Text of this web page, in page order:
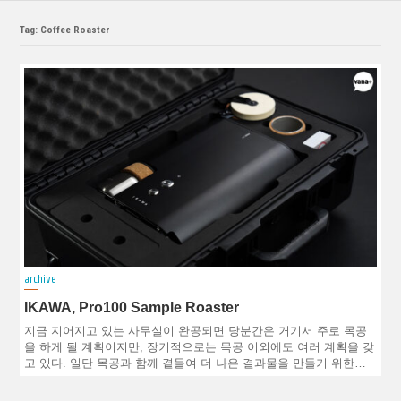
Tag: Coffee Roaster
archive
IKAWA, Pro100 Sample Roaster
지금 지어지고 있는 사무실이 완공되면 당분간은 거기서 주로 목공
을 하게 될 계획이지만, 장기적으로는 목공 이외에도 여러 계획을 갖
고 있다. 일단 목공과 함께 곁들여 더 나은 결과물을 만들기 위한…